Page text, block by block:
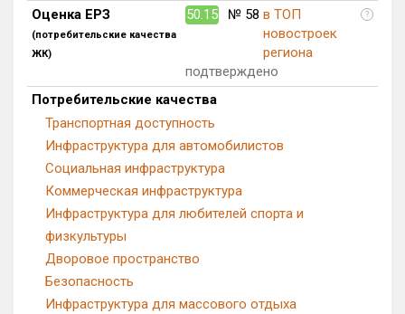
Квартир, апартаментов,
блоков в БД
607 из 56 039
Оценка ЕРЗ
(потребительские качества
ЖК)
50.15 № 58 в ТОП
новостроек
региона
?
подтверждено
Потребительские качества
Транспортная доступность
Инфраструктура для автомобилистов
Социальная инфраструктура
Коммерческая инфраструктура
Инфраструктура для любителей спорта и
физкультуры
Дворовое пространство
Безопасность
Инфраструктура для массового отдыха